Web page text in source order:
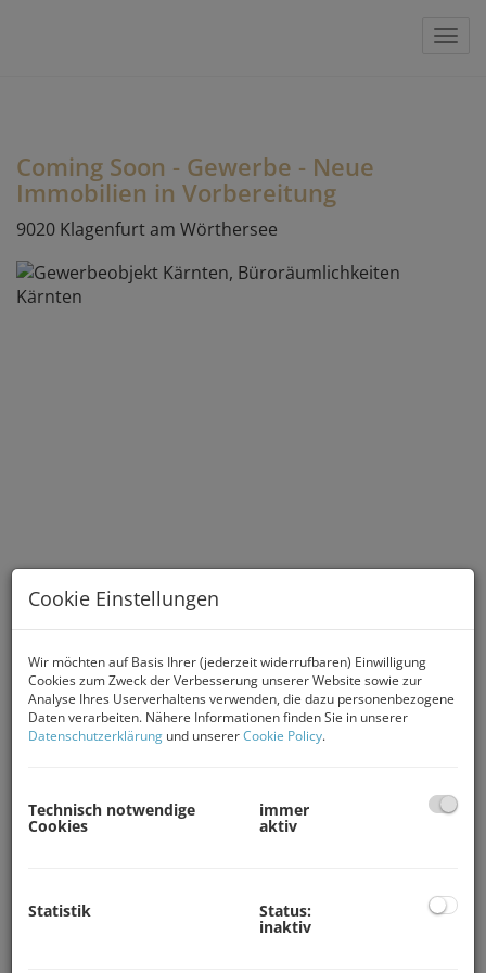
Coming Soon - Gewerbe - Neue
Immobilien in Vorbereitung
9020 Klagenfurt am Wörthersee
Gewerbeobjekt Kärnten, Büroräumlichkeiten Kärnten
Immobilien in Vorbereitung
Cookie Einstellungen
Wir möchten auf Basis Ihrer (jederzeit widerrufbaren) Einwilligung
Cookies zum Zweck der Verbesserung unserer Website sowie zur
Analyse Ihres Userverhaltens verwenden, die dazu personenbezogene
Daten verarbeiten. Nähere Informationen finden Sie in unserer
Datenschutzerklärung und unsererCookie Policy.
Technisch notwendige
Cookies
immer
aktiv
Statistik Status:
inaktiv